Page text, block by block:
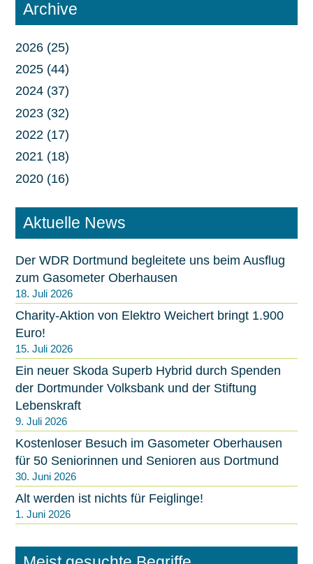
Archive
2026 (25)
2025 (44)
2024 (37)
2023 (32)
2022 (17)
2021 (18)
2020 (16)
Aktuelle News
Der WDR Dortmund begleitete uns beim Ausflug
zum Gasometer Oberhausen
18. Juli 2026
Charity-Aktion von Elektro Weichert bringt 1.900
Euro!
15. Juli 2026
Ein neuer Skoda Superb Hybrid durch Spenden
der Dortmunder Volksbank und der Stiftung
Lebenskraft
9. Juli 2026
Kostenloser Besuch im Gasometer Oberhausen
für 50 Seniorinnen und Senioren aus Dortmund
30. Juni 2026
Alt werden ist nichts für Feiglinge!
1. Juni 2026